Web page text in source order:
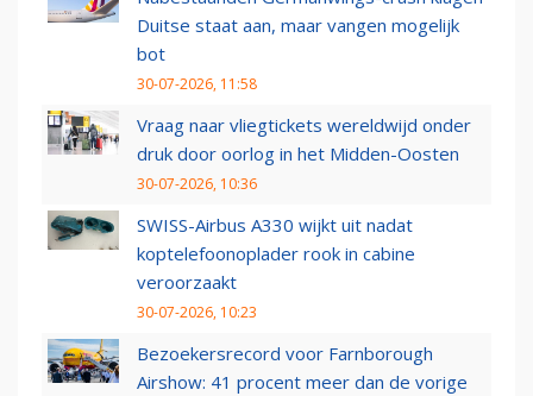
Duitse staat aan, maar vangen mogelijk
bot
30-07-2026, 11:58
Vraag naar vliegtickets wereldwijd onder
druk door oorlog in het Midden-Oosten
30-07-2026, 10:36
SWISS-Airbus A330 wijkt uit nadat
koptelefoonoplader rook in cabine
veroorzaakt
30-07-2026, 10:23
Bezoekersrecord voor Farnborough
Airshow: 41 procent meer dan de vorige